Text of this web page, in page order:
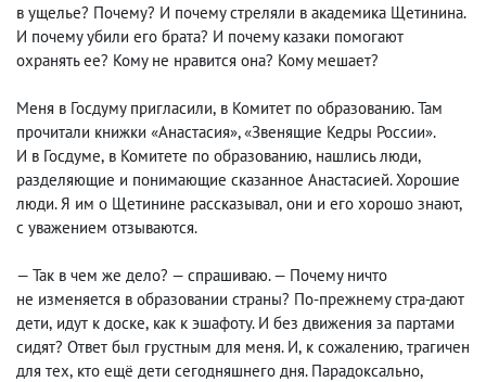
в ущелье? Почему? И почему стреляли в академика Щетинина.
И почему убили его брата? И почему казаки помогают
охранять ее? Кому не нравится она? Кому мешает?
Меня в Госдуму пригласили, в Комитет по образованию. Там
прочитали книжки «Анастасия», «Звенящие Кедры России».
И в Госдуме, в Комитете по образованию, нашлись люди,
разделяющие и понимающие сказанное Анастасией. Хорошие
люди. Я им о Щетинине рассказывал, они и его хорошо знают,
с уважением отзываются.
— Так в чем же дело? — спрашиваю. — Почему ничто
не изменяется в образовании страны? По-прежнему стра-дают
дети, идут к доске, как к эшафоту. И без движения за партами
сидят? Ответ был грустным для меня. И, к сожалению, трагичен
для тех, кто ещё дети сегодняшнего дня. Парадоксально,